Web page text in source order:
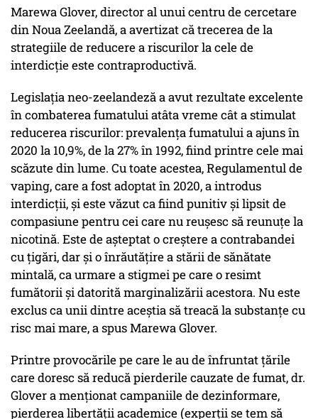
Marewa Glover, director al unui centru de cercetare
din Noua Zeelandă, a avertizat că trecerea de la
strategiile de reducere a riscurilor la cele de
interdicție este contraproductivă.
Legislația neo-zeelandeză a avut rezultate excelente
în combaterea fumatului atâta vreme cât a stimulat
reducerea riscurilor: prevalența fumatului a ajuns în
2020 la 10,9%, de la 27% în 1992, fiind printre cele mai
scăzute din lume. Cu toate acestea, Regulamentul de
vaping, care a fost adoptat în 2020, a introdus
interdicții, și este văzut ca fiind punitiv și lipsit de
compasiune pentru cei care nu reușesc să reunuțe la
nicotină. Este de așteptat o creștere a contrabandei
cu țigări, dar și o înrăutățire a stării de sănătate
mintală, ca urmare a stigmei pe care o resimt
fumătorii și datorită marginalizării acestora. Nu este
exclus ca unii dintre aceștia să treacă la substanțe cu
risc mai mare, a spus Marewa Glover.
Printre provocările pe care le au de înfruntat țările
care doresc să reducă pierderile cauzate de fumat, dr.
Glover a menționat campaniile de dezinformare,
pierderea libertății academice (experții se tem să